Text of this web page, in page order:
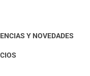
Y NOVEDADES